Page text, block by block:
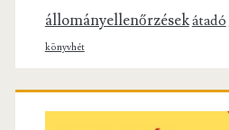
állományellenőrzésekátadó
könyvhét